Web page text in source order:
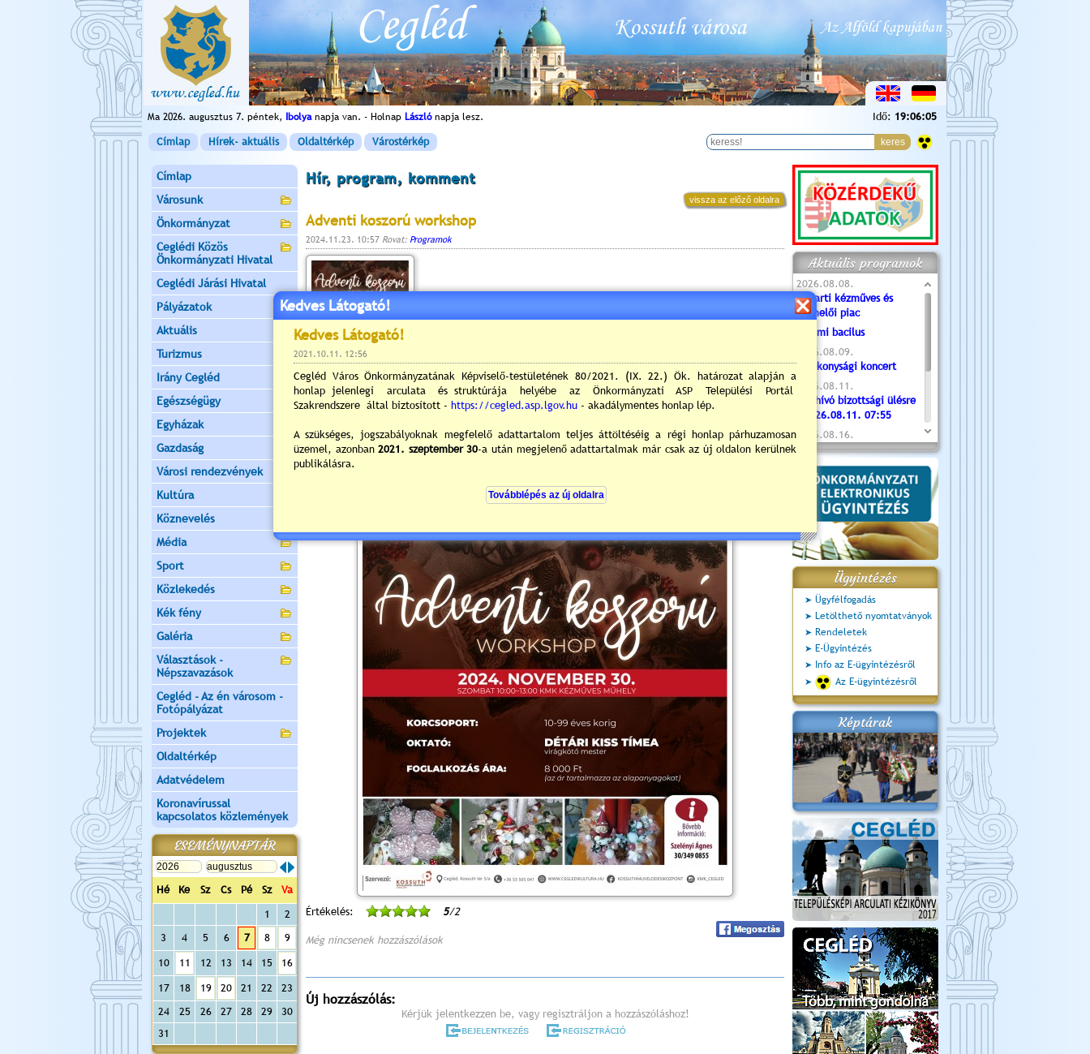
Ma 2026. augusztus 7. péntek, Ibolyanapja van. - Holnap Lászlónapja lesz. Idő: 19:06:06
Címlap Hírek- aktuális Oldaltérkép Várostérkép
Címlap
Városunk
Önkormányzat
Ceglédi Közös
Önkormányzati Hivatal
Ceglédi Járási Hivatal
Pályázatok
Aktuális
Turizmus
Irány Cegléd
Egészségügy
Egyházak
Gazdaság
Városi rendezvények
Kultúra
Köznevelés
Média
Sport
Közlekedés
Kék fény
Galéria
Választások -
Népszavazások
Cegléd - Az én városom -
Fotópályázat
Projektek
Oldaltérkép
Adatvédelem
Koronavírussal
kapcsolatos közlemények
ESEMÉNYNAPTÁR
Hé Ke Sz Cs Pé Sz
Va
1
2
3
4 5 6 7 8 9
10 11 12 13 14 15 16
17 18 19 20 21 22
23
24
25 26 27 28 29
30
31
Hír, program, komment
vissza az előző oldalra
Adventi koszorú workshop
2024.11.23. 10:57 Rovat: Programok
Értékelés: 5/2
Még nincsenek hozzászólások
Új hozzászólás:
Kérjük jelentkezzen be, vagy regisztráljon a hozzászóláshoz!
Aktuális programok
2026.08.08.
Tóparti kézműves és
termelői piac
Valami bacilus
2026.08.09.
Jótékonysági koncert
2026.08.11.
Meghívó bizottsági ülésre
- 2026.08.11. 07:55
2026.08.16.
Újvárosi Közlekedési és
Sportnap
2026.08.19.
Ceglédi fotóklub kiállítás
2026.08.20.
Szent István Ünnepe
Ügyintézés
Ügyfélfogadás
Letölthető nyomtatványok
Rendeletek
E-Ügyintézés
Info az E-ügyintézésről
Az E-ügyintézésről
Képtárak
Kedves Látogató!